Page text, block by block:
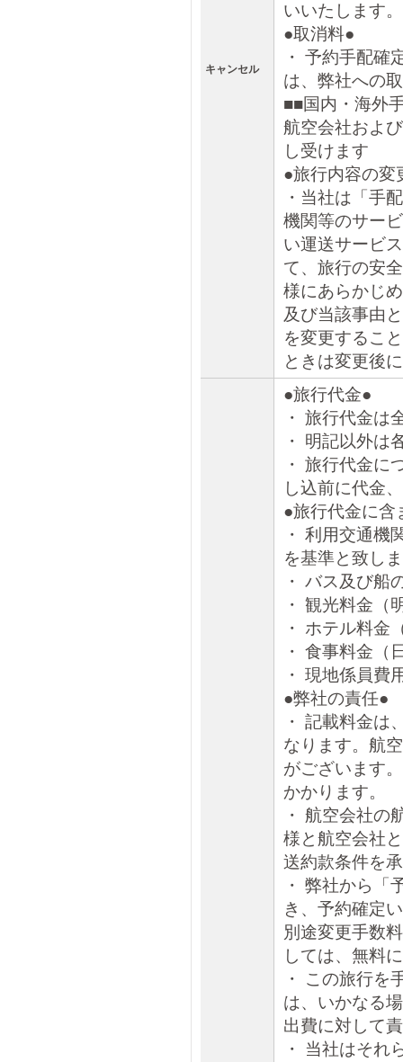
キャンセル
いいたします。
●取消料●
・ 予約手配確
は、弊社への
■■国内・海外
航空会社およ
し受けます
●旅行内容の変
・当社は「手
機関等のサー
い運送サービ
て、旅行の安
様にあらかじ
及び当該事由
を変更するこ
ときは変更後
●旅行代金●
・ 旅行代金は
・ 明記以外
・ 旅行代金に
し込前に代金
●旅行代金に
・ 利用交通機
を基準と致し
・ バス及び船
・ 観光料金（
・ ホテル料金
・ 食事料金（
・ 現地係員費
●弊社の責任●
・ 記載料金は
なります。航
がございます
かかります。
・ 航空会社の
様と航空会社
送約款条件を
・ 弊社から「
き、予約確定
別途変更手数
しては、無料
・ この旅行を
は、いかなる
出費に対して
・ 当社はそれ